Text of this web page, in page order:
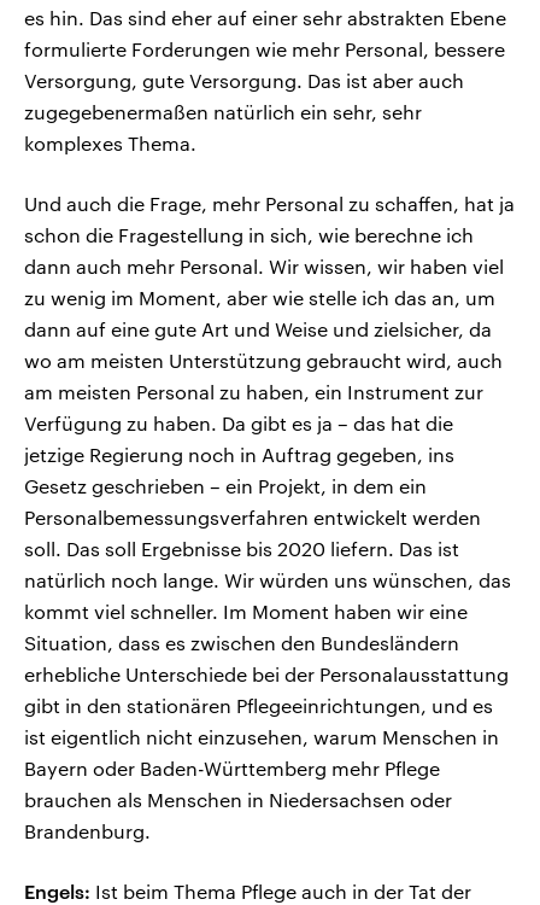
es hin. Das sind eher auf einer sehr abstrakten Ebene
formulierte Forderungen wie mehr Personal, bessere
Versorgung, gute Versorgung. Das ist aber auch
zugegebenermaßen natürlich ein sehr, sehr
komplexes Thema.
Und auch die Frage, mehr Personal zu schaffen, hat ja
schon die Fragestellung in sich, wie berechne ich
dann auch mehr Personal. Wir wissen, wir haben viel
zu wenig im Moment, aber wie stelle ich das an, um
dann auf eine gute Art und Weise und zielsicher, da
wo am meisten Unterstützung gebraucht wird, auch
am meisten Personal zu haben, ein Instrument zur
Verfügung zu haben. Da gibt es ja – das hat die
jetzige Regierung noch in Auftrag gegeben, ins
Gesetz geschrieben – ein Projekt, in dem ein
Personalbemessungsverfahren entwickelt werden
soll. Das soll Ergebnisse bis 2020 liefern. Das ist
natürlich noch lange. Wir würden uns wünschen, das
kommt viel schneller. Im Moment haben wir eine
Situation, dass es zwischen den Bundesländern
erhebliche Unterschiede bei der Personalausstattung
gibt in den stationären Pflegeeinrichtungen, und es
ist eigentlich nicht einzusehen, warum Menschen in
Bayern oder Baden-Württemberg mehr Pflege
brauchen als Menschen in Niedersachsen oder
Brandenburg.
Engels: Ist beim Thema Pflege auch in der Tat der